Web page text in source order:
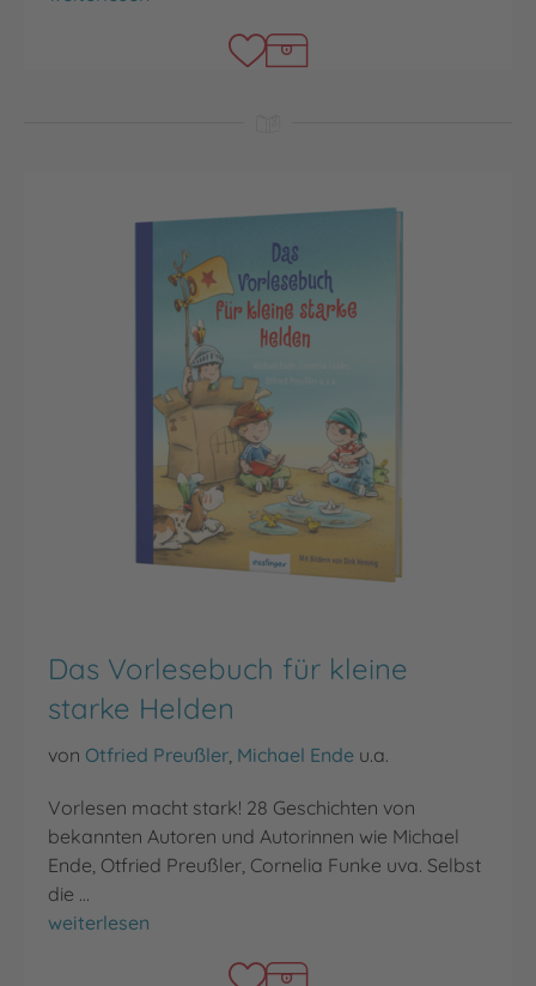
Das Vorlesebuch für kleine
starke Helden
von Otfried Preußler Michael Ende u.a.
Vorlesen macht stark! 28 Geschichten von
bekannten Autoren und Autorinnen wie Michael
Ende, Otfried Preußler, Cornelia Funke uva. Selbst
die …
Das Vorlesebuch für kleine starke Helden
weiterlesen